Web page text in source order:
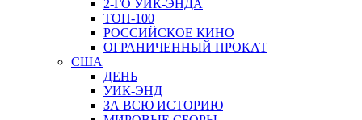
2-ГО УИК-ЭНДА
ТОП-100
РОССИЙСКОЕ КИНО
ОГРАНИЧЕННЫЙ ПРОКАТ
США
ДЕНЬ
УИК-ЭНД
ЗА ВСЮ ИСТОРИЮ